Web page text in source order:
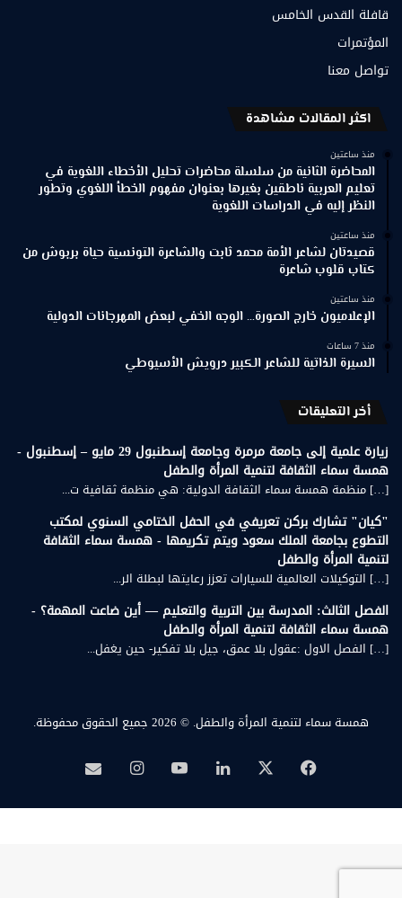
قافلة القدس الخامس
المؤتمرات
تواصل معنا
اكثر المقالات مشاهدة
منذ ساعتين
المحاضرة الثانية من سلسلة محاضرات تحليل الأخطاء اللغوية في
تعليم العربية ناطقين بغيرها بعنوان مفهوم الخطأ اللغوي وتطور
النظر إليه في الدراسات اللغوية
منذ ساعتين
قصيدتان لشاعر الأمة محمد ثابت والشاعرة التونسية حياة بربوش من
كتاب قلوب شاعرة
منذ ساعتين
الإعلاميون خارج الصورة… الوجه الخفي لبعض المهرجانات الدولية
منذ 7 ساعات
السيرة الذاتية للشاعر الكبير درويش الأسيوطي
أخر التعليقات
زيارة علمية إلى جامعة مرمرة وجامعة إسطنبول 29 مايو – إسطنبول -
همسة سماء الثقافة لتنمية المرأة والطفل
[…] منظمة همسة سماء الثقافة الدولية: هي منظمة ثقافية ت...
"كيان" تشارك بركن تعريفي في الحفل الختامي السنوي لمكتب
التطوع بجامعة الملك سعود ويتم تكريمها - همسة سماء الثقافة
لتنمية المرأة والطفل
[…] التوكيلات العالمية للسيارات تعزز رعايتها لبطلة الر...
الفصل الثالث: المدرسة بين التربية والتعليم — أين ضاعت المهمة؟ -
همسة سماء الثقافة لتنمية المرأة والطفل
[…] الفصل الاول :عقول بلا عمق، جيل بلا تفكير- حين يغفل...
همسة سماء لتنمية المرأة والطفل. © 2026 جميع الحقوق محفوظة.
فيسبوك لينكدإن‫YouTubeانستقرامبريد
همسة